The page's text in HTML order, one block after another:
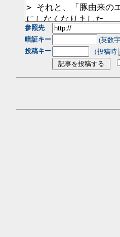
参照先
暗証キー
(英数
投稿キー
（投稿時